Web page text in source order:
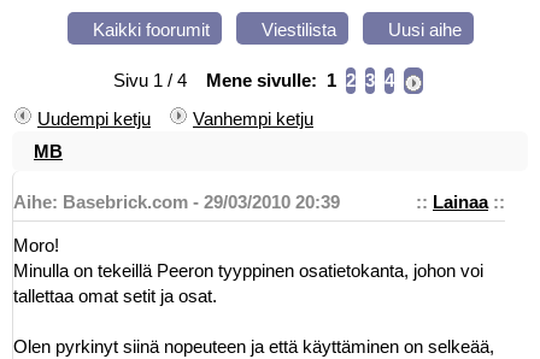
Kaikki foorumit Viestilista Uusi aihe
Sivu 1 / 4 Mene sivulle: 1 2 3 4
Uudempi ketju
Vanhempi ketju
MB
:: Lainaa::
Aihe: Basebrick.com - 29/03/2010 20:39
Moro!
Minulla on tekeillä Peeron tyyppinen osatietokanta, johon voi
tallettaa omat setit ja osat.
Olen pyrkinyt siinä nopeuteen ja että käyttäminen on selkeää,